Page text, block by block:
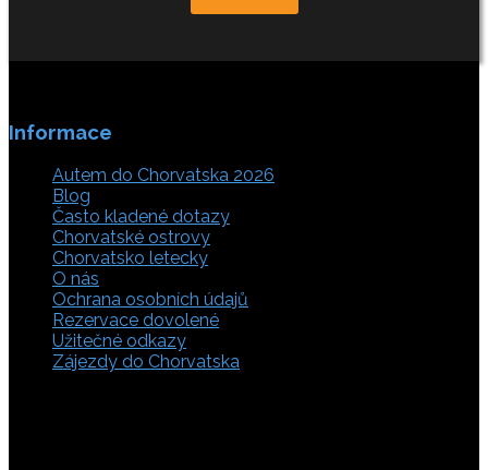
Informace
Autem do Chorvatska 2026
Blog
Často kladené dotazy
Chorvatské ostrovy
Chorvatsko letecky
O nás
Ochrana osobních údajů
Rezervace dovolené
Užitečné odkazy
Zájezdy do Chorvatska